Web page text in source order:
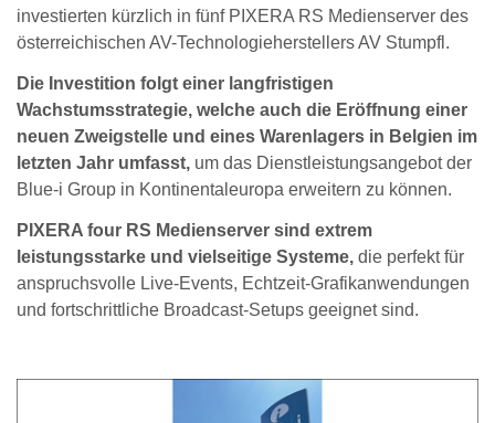
investierten kürzlich in fünf PIXERA RS Medienserver des
österreichischen AV-Technologieherstellers AV Stumpfl.
Die Investition folgt einer langfristigen
Wachstumsstrategie, welche auch die Eröffnung einer
neuen Zweigstelle und eines Warenlagers in Belgien im
letzten Jahr umfasst, um das Dienstleistungsangebot der
Blue-i Group in Kontinentaleuropa erweitern zu können.
PIXERA four RS Medienserver sind extrem
leistungsstarke und vielseitige Systeme, die perfekt für
anspruchsvolle Live-Events, Echtzeit-Grafikanwendungen
und fortschrittliche Broadcast-Setups geeignet sind.